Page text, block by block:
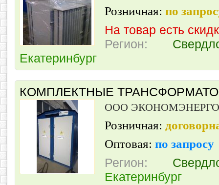
Розничная: по
На товар есть
Регион:
Екатеринбург
КОМПЛЕКТНЫЕ
ООО ЭКОНОМЭНЕРГО
Розничная:
Оптовая: по запросу
Регион:
Екатеринбург